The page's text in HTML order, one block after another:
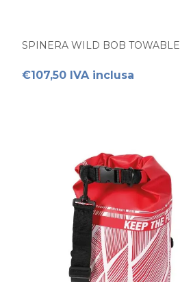
SPINERA WILD BOB TOWABLE
€107,50 IVA inclusa